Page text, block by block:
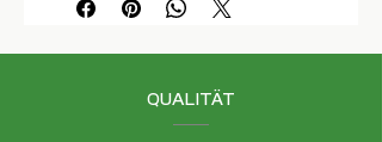
Felgenbreite
innen
30,0 mm
ZM2 SL
außen
Felgenbreite 30,0 mm
QUALITÄT